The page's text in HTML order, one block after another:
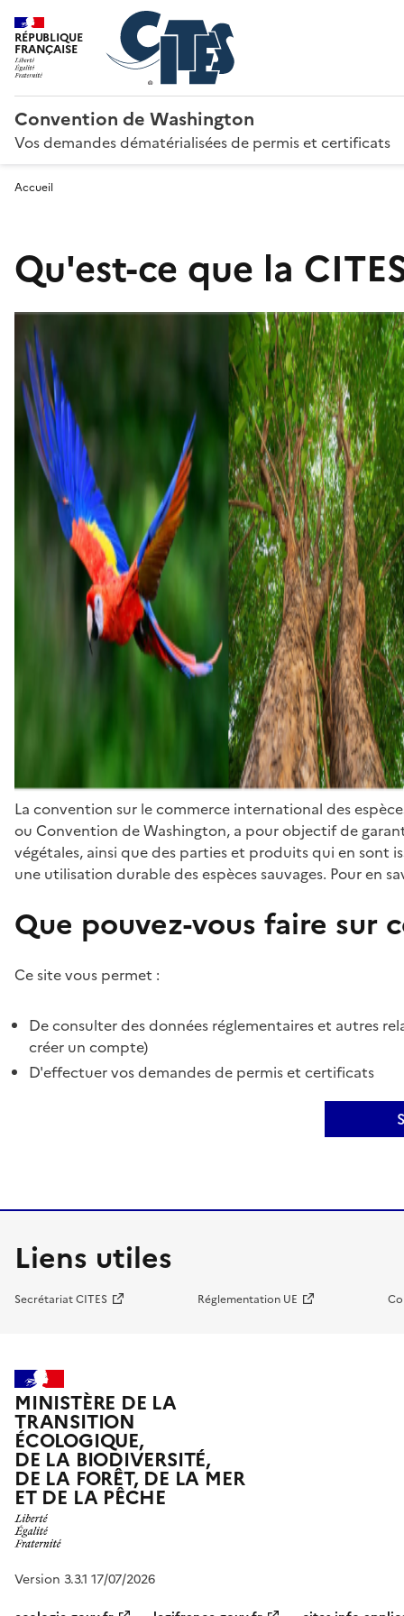
RÉPUBLIQUE
FRANÇAISE
Convention de Washington
Vos demandes dématérialisées de permis et certificats
Accueil
Qu'est-ce que la
La convention sur le commerce international des
ou Convention de Washington, a pour objectif de
végétales, ainsi que des parties et produits qui en sont
une utilisation durable des espèces sauvages. Pour en
Que pouvez-vous faire sur
Ce site vous permet :
De consulter des données réglementaires et autres
créer un compte)
D'effectuer vos demandes de permis et certificats
Liens utiles
Secrétariat CITES Réglementation UE
MINISTÈRE DE LA
TRANSITION
ÉCOLOGIQUE,
DE LA BIODIVERSITÉ,
DE LA FORÊT, DE LA MER
ET DE LA PÊCHE
Version 3.3.1 17/07/2026